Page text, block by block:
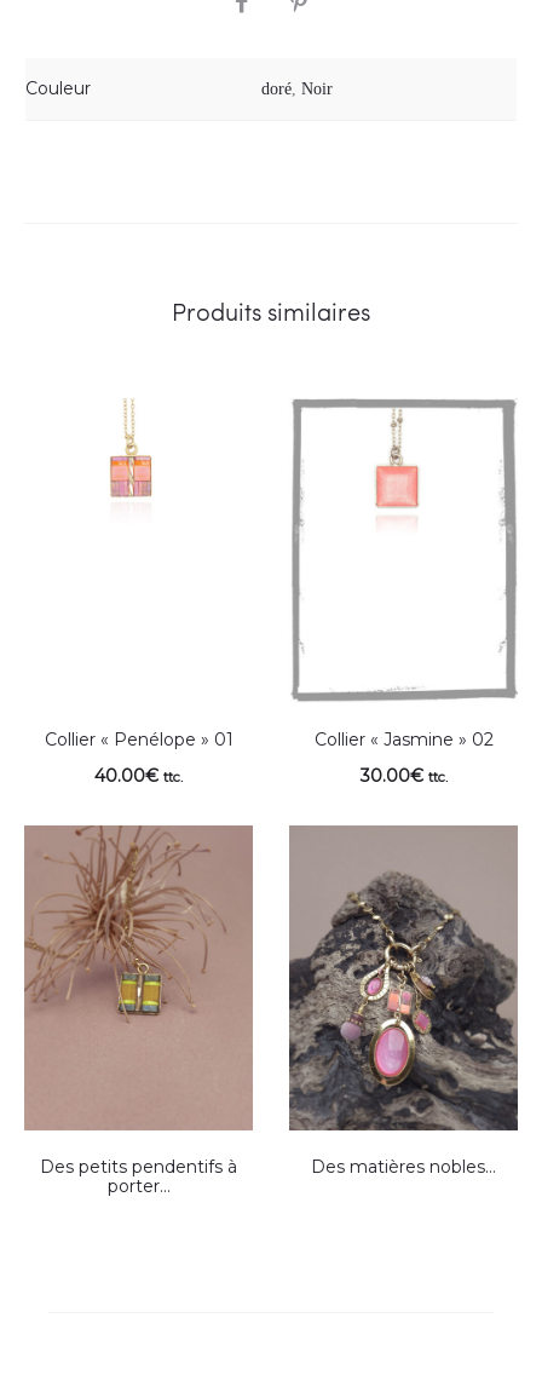
Couleur doré, Noir
Produits similaires
Collier « Penélope » 01
40.00€ ttc.
Collier « Jasmine » 02
30.00€ ttc.
Des petits pendentifs à
porter…
Des matières nobles…